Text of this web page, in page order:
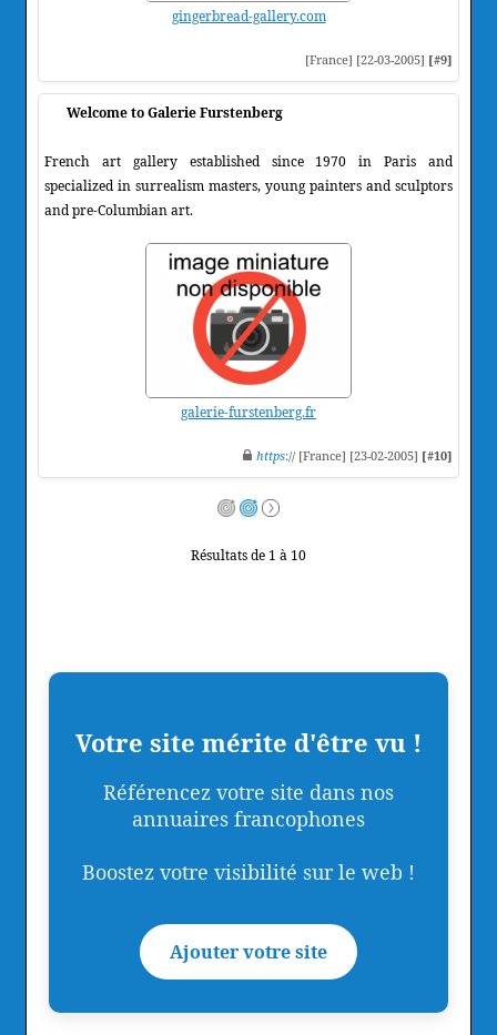
gingerbread-gallery.com
[France] [22-03-2005] [#9]
Welcome to Galerie Furstenberg
French art gallery established since 1970 in Paris and
specialized in surrealism masters, young painters and sculptors
and pre-Columbian art.
galerie-furstenberg.fr
https:// [France] [23-02-2005] [#10]
Résultats de 1 à 10
Votre site mérite d'être vu !
Référencez votre site dans nos
annuaires francophones
Boostez votre visibilité sur le web !
Ajouter votre site